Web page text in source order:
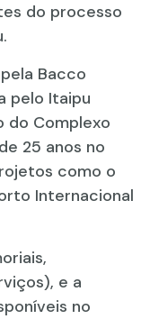
do processo
Bacco
pelo Itaipu
do Complexo
25 anos no
como o
Internacional
e a
no